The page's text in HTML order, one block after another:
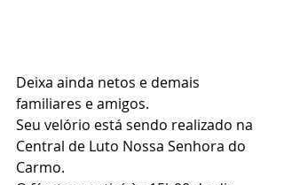
Deixa ainda netos e demais
familiares e amigos.
Seu velório está sendo realizado na
Central de Luto Nossa Senhora do
Carmo.